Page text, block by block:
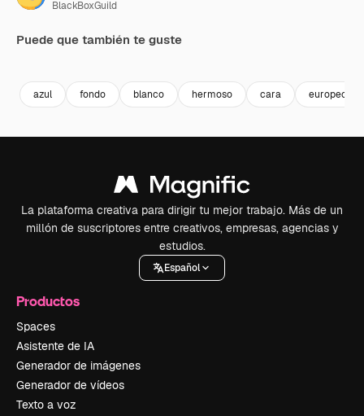
BlackBoxGuild
Puede que también te guste
azul fondo blanco hermoso cara europeo
La plataforma creativa para dirigir tu mejor trabajo. Más de un
millón de suscriptores entre creativos, empresas, agencias y
estudios.
Español
Productos
Spaces
Asistente de IA
Generador de imágenes
Generador de vídeos
Texto a voz